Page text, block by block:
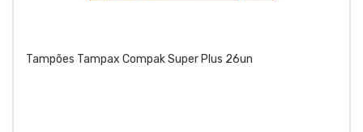
Tampões Tampax Compak Super Plus 26un